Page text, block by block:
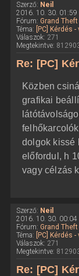
Szerző: Neil
2016. 10. 30. 01:59
Fórum: Grand
Téma:
[PC] Kérdés
Válaszok: 271
Megtekintve:
Re: [PC]
Közben
grafikai
dolgok kissé
előfordul, h
vagy célzás
Szerző: Neil
2016. 10. 30. 00:04
Fórum: Grand
Téma: [PC] Kérdés
Válaszok: 271
Megtekintve:
Re: [PC]